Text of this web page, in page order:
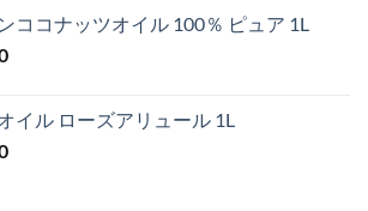
ココナッツオイル 100％ ピュア 1L
イル ローズアリュール 1L